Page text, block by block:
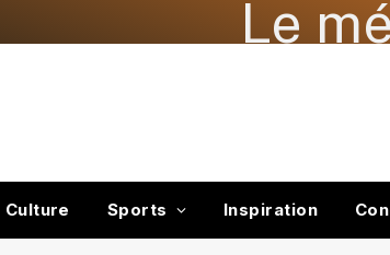
Le
Culture Sports Inspiration